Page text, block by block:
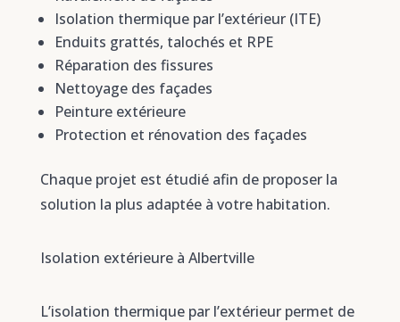
Isolation thermique par l’extérieur (ITE)
Enduits grattés, talochés et RPE
Réparation des fissures
Nettoyage des façades
Peinture extérieure
Protection et rénovation des façades
Chaque projet est étudié afin de proposer la
solution la plus adaptée à votre habitation.
Isolation extérieure à Albertville
L’isolation thermique par l’extérieur permet de